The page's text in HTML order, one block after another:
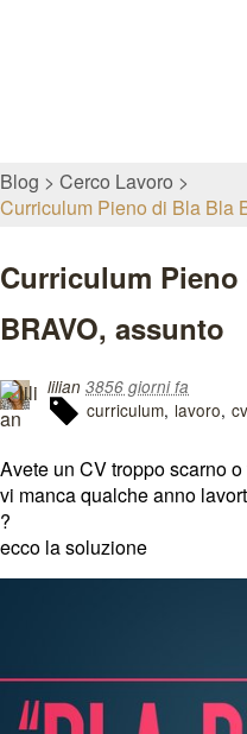
Blog
Cerco Lavoro
Curriculum Pieno di Bla Bla
Curriculum
BRAVO, assunto
lilian 3856 giorni fa
curriculum lavoro cv
Avete un CV troppo scarno
vi manca qualche anno
?
ecco la soluzione